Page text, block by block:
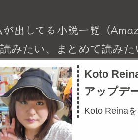
が出してる小説一覧（
みたい、まとめて読み
Koto
アップデ
Koto Reina